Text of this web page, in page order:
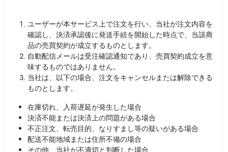
ユーザーが本サービス上で注文を行い、当社が注文内容を
確認し、決済承認後に発送手続を開始した時点で、当該商
品の売買契約が成立するものとします。
自動配信メールは受注確認通知であり、売買契約成立を意
味するものではありません。
当社は、以下の場合、注文をキャンセルまたは解除できる
ものとします。
在庫切れ、入荷遅延が発生した場合
決済不能または決済上の問題がある場合
不正注文、転売目的、なりすまし等の疑いがある場合
配送不能地域または住所不備の場合
その他、当社が不適切と判断した場合